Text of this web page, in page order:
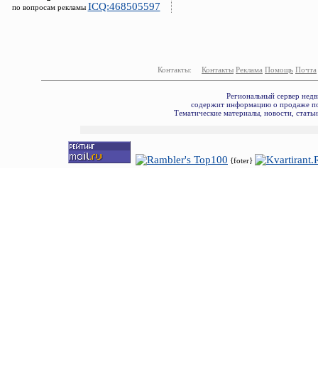
по вопросам рекламы ICQ:468505597
Контакты: Контакты Реклама Помощь Почта
Региональный сервер
содержит информацию о продаже
Тематические материалы, новости,
{foter}